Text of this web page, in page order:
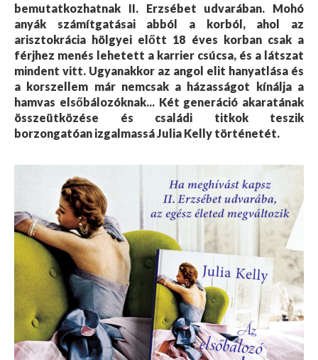
bemutatkozhatnak II. Erzsébet udvarában. Mohó
anyák számítgatásai abból a korból, ahol az
arisztokrácia hölgyei előtt 18 éves korban csak a
férjhez menés lehetett a karrier csúcsa, és a látszat
mindent vitt. Ugyanakkor az angol elit hanyatlása és
a korszellem már nemcsak a házasságot kínálja a
hamvas elsőbálozóknak... Két generáció akaratának
összeütközése és családi titkok teszik
borzongatóan izgalmassá Julia Kelly történetét.